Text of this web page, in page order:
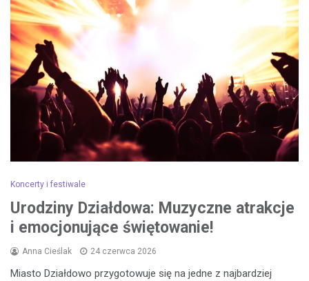
Koncerty i festiwale
Urodziny Działdowa: Muzyczne atrakcje
i emocjonujące świętowanie!
Anna Cieślak 24 czerwca 2026
Miasto Działdowo przygotowuje się na jedne z najbardziej